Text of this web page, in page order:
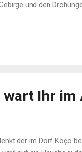
und den
Nordirak,
Ihr im
der im Dorf Koço